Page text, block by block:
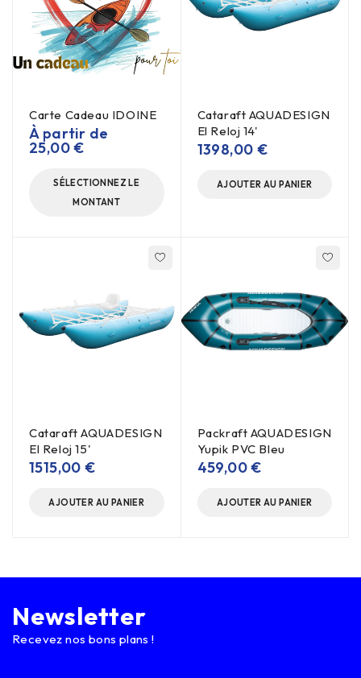
Carte Cadeau IDOINE
À partir de
25,00€
SÉLECTIONNEZ LE
MONTANT
Cataraft AQUADESIGN
El Reloj 14'
1398,00 €
AJOUTER AU PANIER
Cataraft AQUADESIGN
El Reloj 15'
1515,00€
AJOUTER AU PANIER
Packraft AQUADESIGN
Yupik PVC Bleu
459,00€
AJOUTER AU PANIER
Newsletter
Recevez nos bons plans !